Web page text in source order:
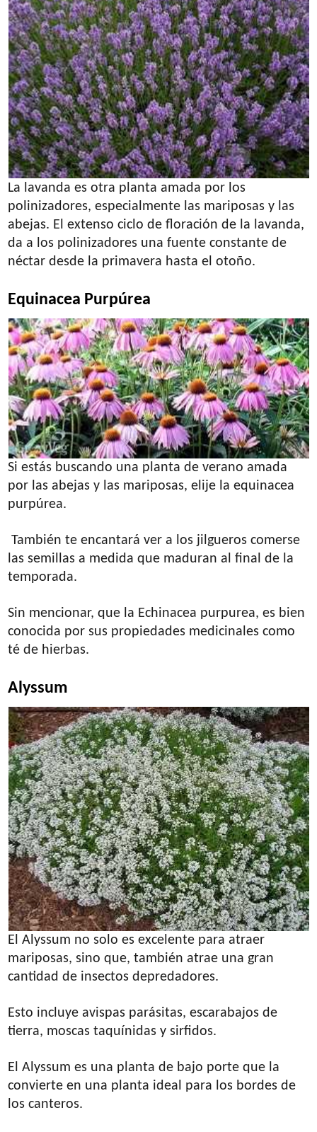
La lavanda es otra planta amada por los
polinizadores, especialmente las mariposas y las
abejas. El extenso ciclo de floración de la lavanda,
da a los polinizadores una fuente constante de
néctar desde la primavera hasta el otoño.
Equinacea Purpúrea
Si estás buscando una planta de verano amada
por las abejas y las mariposas, elije la equinacea
purpúrea.
También te encantará ver a los jilgueros comerse
las semillas a medida que maduran al final de la
temporada.
Sin mencionar, que la Echinacea purpurea, es bien
conocida por sus propiedades medicinales como
té de hierbas.
Alyssum
El Alyssum no solo es excelente para atraer
mariposas, sino que, también atrae una gran
cantidad de insectos depredadores.
Esto incluye avispas parásitas, escarabajos de
tierra, moscas taquínidas y sirfidos.
El Alyssum es una planta de bajo porte que la
convierte en una planta ideal para los bordes de
los canteros.